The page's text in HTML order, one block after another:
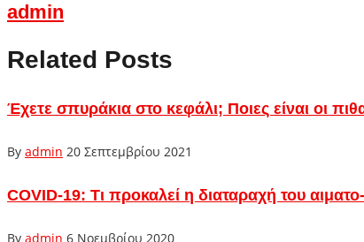
admin
Related Posts
Έχετε σπυράκια στο κεφάλι; Ποιες είναι οι
By admin 20 Σεπτεμβρίου 2021
COVID-19: Τι προκαλεί η διαταραχή του
By admin 6 Νοεμβρίου 2020